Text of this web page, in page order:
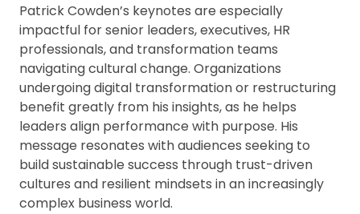
Patrick Cowden’s keynotes are especially
impactful for senior leaders, executives, HR
professionals, and transformation teams
navigating cultural change. Organizations
undergoing digital transformation or restructuring
benefit greatly from his insights, as he helps
leaders align performance with purpose. His
message resonates with audiences seeking to
build sustainable success through trust-driven
cultures and resilient mindsets in an increasingly
complex business world.